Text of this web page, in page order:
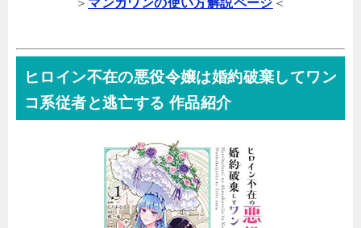
＞ マンガワンの使い方解説ページ ＜
ヒロイン不在の悪役令嬢は婚約破棄してワン
コ系従者と逃亡する 作品紹介